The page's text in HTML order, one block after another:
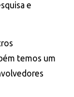
e
temos um